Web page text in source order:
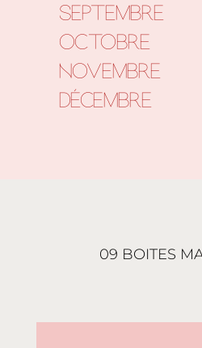
SEPTEMBRE
OCTOBRE
NOVEMBRE
DÉCEMBRE
09 BOITES